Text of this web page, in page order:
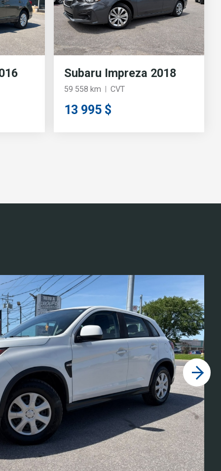
Subaru Impreza 2018
59 558 km CVT
13 995 $